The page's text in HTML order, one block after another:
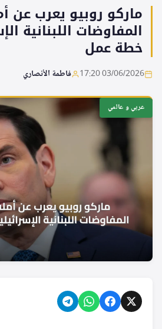
ماركو روبيو يعرب عن
المفاوضات اللبنانية
خطة عمل
03/06/2026 17:20 فاطمة الأنصاري
عربي و عالمي